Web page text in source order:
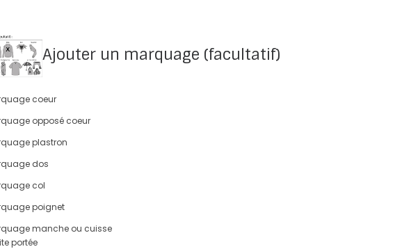
Ajouter un marquage (facultatif)
coeur
opposé coeur
plastron
dos
col
poignet
manche ou cuisse
portée